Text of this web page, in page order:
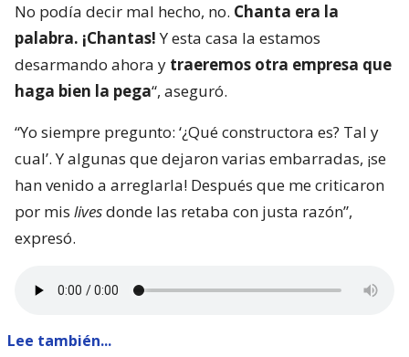
No podía decir mal hecho, no. Chanta era la
palabra. ¡Chantas!Y esta casa la estamos
desarmando ahora y traeremos otra empresa que
haga bien la pega“, aseguró.
“Yo siempre pregunto: ‘¿Qué constructora es? Tal y
cual’. Y algunas que dejaron varias embarradas, ¡se
han venido a arreglarla! Después que me criticaron
por mis livesdonde las retaba con justa razón”,
expresó.
Lee también...